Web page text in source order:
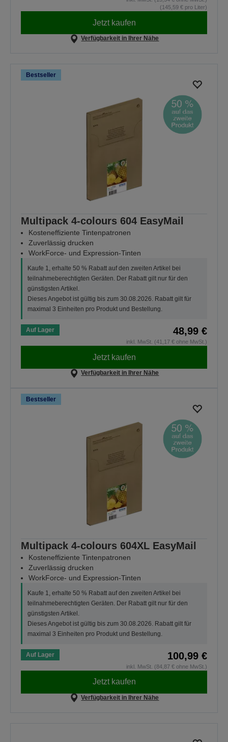
(145,59 € pro Liter)
Jetzt kaufen
Verfügbarkeit in Ihrer Nähe
Bestseller
Multipack 4-colours 604 EasyMail
Kosteneffiziente Tintenpatronen
Zuverlässig drucken
WorkForce- und Expression-Tinten
Kaufe 1, erhalte 50 % Rabatt auf den zweiten Artikel bei
teilnahmeberechtigten Geräten. Der Rabatt gilt nur für den
günstigsten Artikel.
Dieses Angebot ist gültig bis zum 30.08.2026. Rabatt gilt für
maximal 3 Einheiten pro Produkt und Bestellung.
Auf Lager 48,99 €
inkl. MwSt. (41,17 € ohne MwSt.)
Jetzt kaufen
Verfügbarkeit in Ihrer Nähe
Bestseller
Multipack 4-colours 604XL EasyMail
Kosteneffiziente Tintenpatronen
Zuverlässig drucken
WorkForce- und Expression-Tinten
Kaufe 1, erhalte 50 % Rabatt auf den zweiten Artikel bei
teilnahmeberechtigten Geräten. Der Rabatt gilt nur für den
günstigsten Artikel.
Dieses Angebot ist gültig bis zum 30.08.2026. Rabatt gilt für
maximal 3 Einheiten pro Produkt und Bestellung.
Auf Lager 100,99 €
inkl. MwSt. (84,87 € ohne MwSt.)
Jetzt kaufen
Verfügbarkeit in Ihrer Nähe